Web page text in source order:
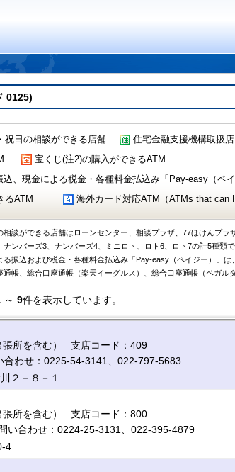
0125)
祝日の相談ができる店舗 住宅金融支援機構取扱店
宝くじ(注2)の購入ができるATM
、現金による税金・各種料金払込み「Pay-easy（ペ
るATM
海外カード対応ATM（ATMs that can
相談ができる店舗はローンセンター、相談プラザ、77ほけんプラ
ナンバーズ3、ナンバーズ4、ミニロト、ロト6、ロト7の計5種類で
る振込および税金・各種料金払込み「Pay-easy（ペイジー）」は
通帳、総合口座通帳（楽天イーグルス）、総合口座通帳（ベガル
～ 9件を表示しています。
所を含む） 支店コード：409
わせ：0225-54-3141、022-797-5683
２－８－１
所を含む） 支店コード：800
い合わせ：0224-25-3131、022-395-4879
4